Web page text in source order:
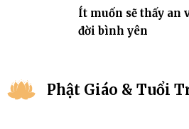
Ít muốn sẽ thấy an
đời bình yên
Phật Giáo & Tuổi